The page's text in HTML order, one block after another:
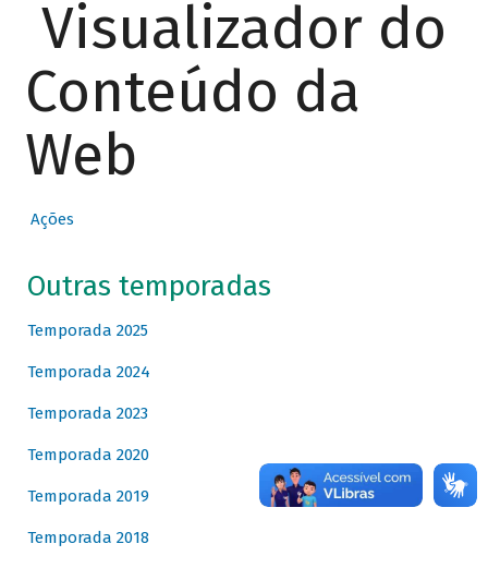
Visualizador do
Conteúdo da
Web
Ações
Outras temporadas
Temporada 2025
Temporada 2024
Temporada 2023
Temporada 2020
Temporada 2019
Temporada 2018